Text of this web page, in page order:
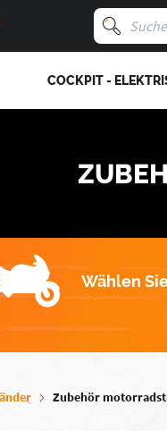
COCKPIT -
Wählen
Zubehör